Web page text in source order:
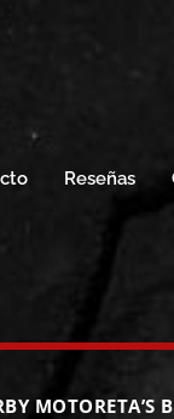
Reseñas
MOTORETA’S